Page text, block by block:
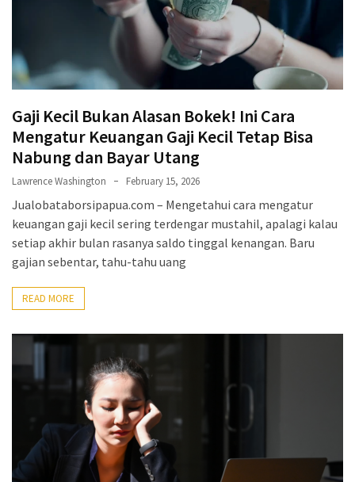
Gaji Kecil Bukan Alasan Bokek! Ini Cara
Mengatur Keuangan Gaji Kecil Tetap Bisa
Nabung dan Bayar Utang
Lawrence Washington February 15, 2026
Jualobataborsipapua.com – Mengetahui cara mengatur
keuangan gaji kecil sering terdengar mustahil, apalagi kalau
setiap akhir bulan rasanya saldo tinggal kenangan. Baru
gajian sebentar, tahu-tahu uang
READ MORE